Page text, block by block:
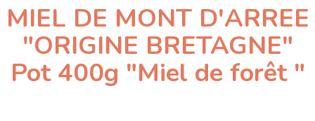
MIEL DE MONT D'ARREE
"ORIGINE BRETAGNE"
Pot 400g "Miel de forêt "